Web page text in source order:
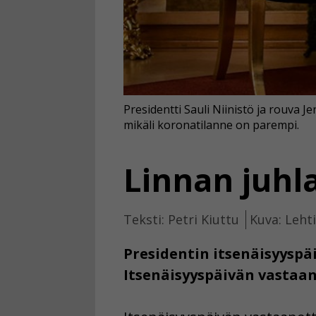
Linnan
Teksti: Petri Kiuttu Kuva:
Presidentin
Itsenäisyyspäivän
Presidentti Sauli Niinistö ja rouva
mikäli koronatilanne on parempi.